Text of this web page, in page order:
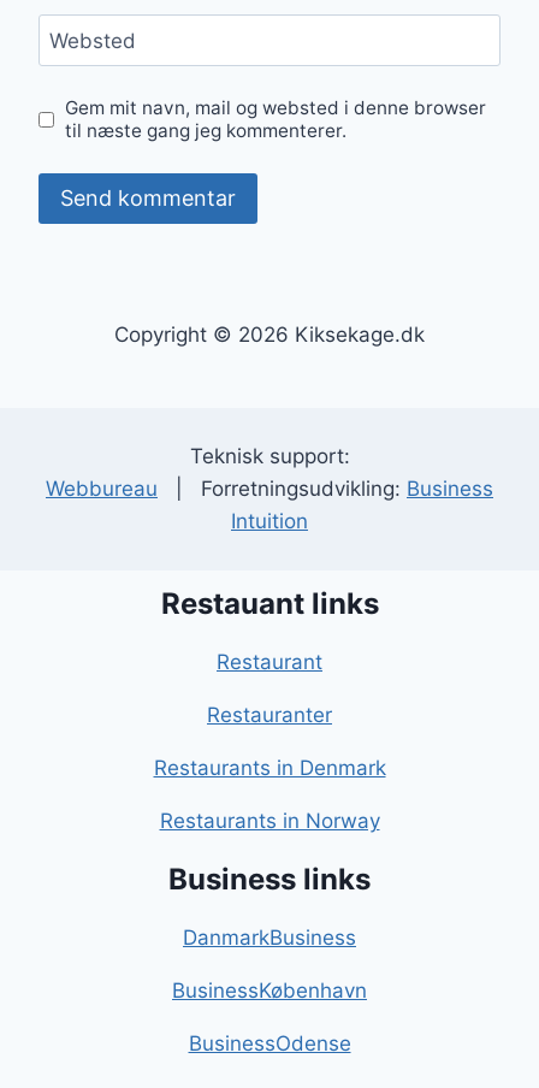
Websted
Gem mit navn, mail og websted i denne browser
til næste gang jeg kommenterer.
Copyright © 2026 Kiksekage.dk
Teknisk support:
Webbureau | Forretningsudvikling: Business
Intuition
Restauant links
Restaurant
Restauranter
Restaurants in Denmark
Restaurants in Norway
Business links
DanmarkBusiness
BusinessKøbenhavn
BusinessOdense